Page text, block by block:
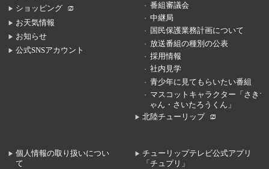
ショッピング
お天気情報
お知らせ
公式SNSアカウント
番組審議会
中継局
国民保護業務計画について
放送番組の種別の公表
採用情報
社内見学
青少年に見てもらいたい番組
マスコットキャラクター「さきち
ゃん・さいたろうくん」
北陸チューリップ
個人情報の取り扱いについ
て
チューリップテレビ公式アプリ
「チュプリ」